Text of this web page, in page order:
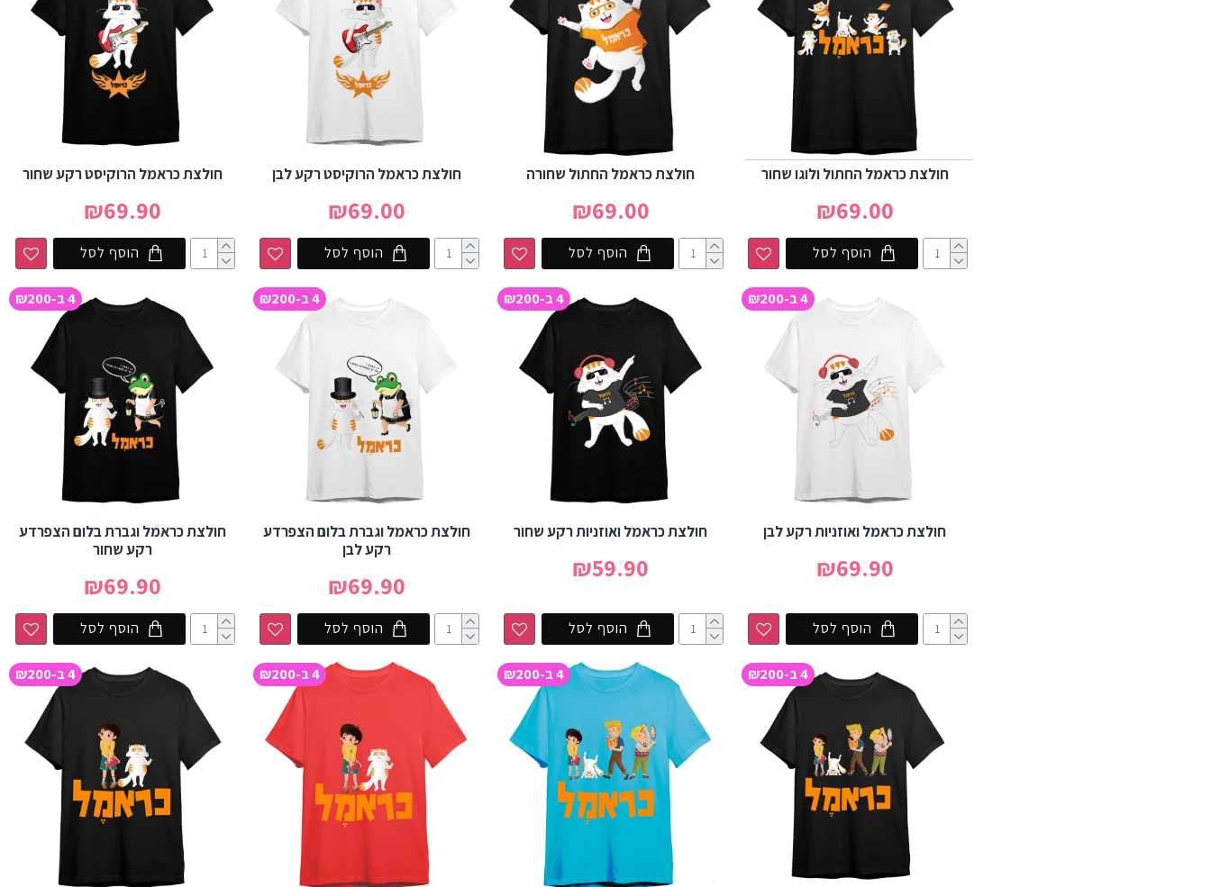
חולצת כראמל החתול ולוגו שחור
₪69.00
הוסף לסל
חולצת כראמל החתול שחורה
₪69.00
הוסף לסל
חולצת כראמל הרוקיסט רקע לבן
₪69.00
הוסף לסל
חולצת כראמל הרוקיסט רקע שחור
₪69.90
הוסף לסל
4 ב-₪200
חולצת כראמל ואוזניות רקע לבן
₪69.90
הוסף לסל
4 ב-₪200
חולצת כראמל ואוזניות רקע שחור
₪59.90
הוסף לסל
4 ב-₪200
חולצת כראמל וגברת בלום הצפרדע
רקע לבן
₪69.90
הוסף לסל
4 ב-₪200
חולצת כראמל וגברת בלום הצפרדע
רקע שחור
₪69.90
הוסף לסל
4 ב-₪200 4 ב-₪200 4 ב-₪200 4 ב-₪200